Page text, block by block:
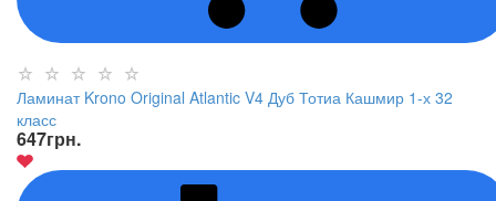
Ламинат Krono Original Atlantic V4 Дуб Тотиа Кашмир 1-х 32
класс
647грн.